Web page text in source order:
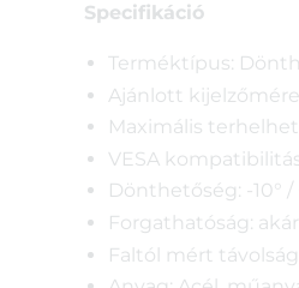
Specifikáció
Terméktípus:
Ajánlott
Maximális
VESA
Dönthetőség: -10° /
Forgathatóság: akár
Faltól mért